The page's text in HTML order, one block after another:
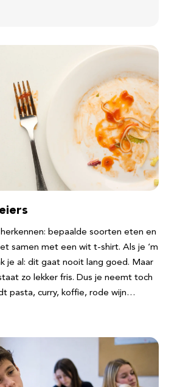
bepaalde soorten eten en
samen met een wit t-shirt. Als je ‘m
je al: dit gaat nooit lang goed. Maar
zo lekker fris. Dus je neemt toch
pasta, curry, koffie, rode wijn…